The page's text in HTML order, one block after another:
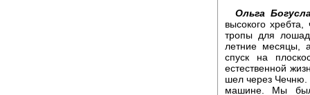
Ольга
высокого
тропы для
летние месяцы,
спуск на
естественной
шел через Чечню.
машине. Мы